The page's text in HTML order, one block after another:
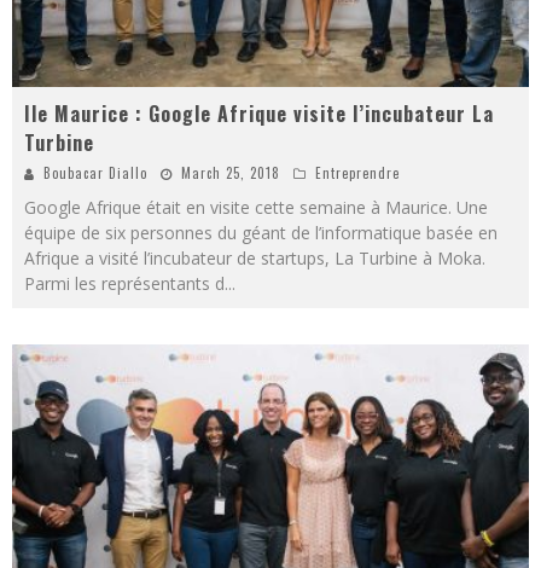
Ile Maurice : Google Afrique visite l’incubateur La
Turbine
Boubacar Diallo March 25, 2018 Entreprendre
Google Afrique était en visite cette semaine à Maurice. Une
équipe de six personnes du géant de l’informatique basée en
Afrique a visité l’incubateur de startups, La Turbine à Moka.
Parmi les représentants d...